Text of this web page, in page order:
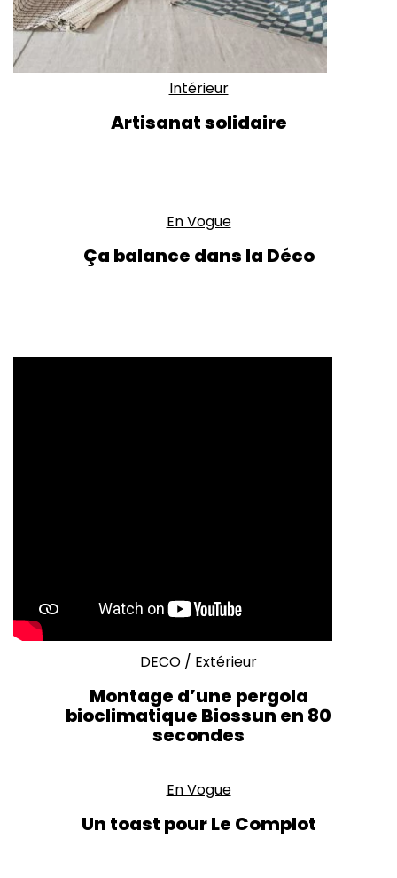
Intérieur
Artisanat solidaire
En Vogue
Ça balance dans la Déco
DECO / Extérieur
Montage d’une pergola
bioclimatique Biossun en 80
secondes
En Vogue
Un toast pour Le Complot